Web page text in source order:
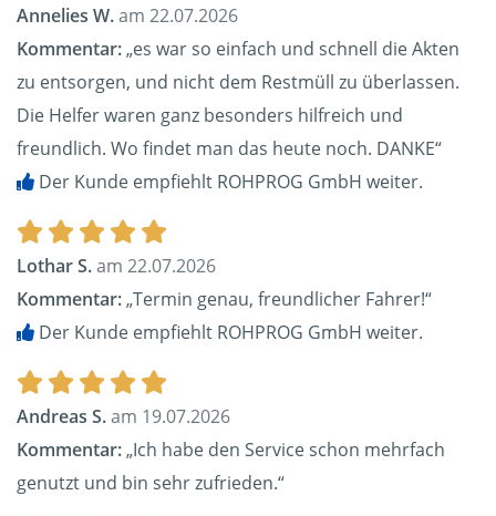
Annelies W.am 22.07.2026
Kommentar:„es war so einfach und schnell die Akten
zu entsorgen, und nicht dem Restmüll zu überlassen.
Die Helfer waren ganz besonders hilfreich und
freundlich. Wo findet man das heute noch. DANKE“
Der Kunde empfiehlt ROHPROG GmbH weiter.
Lothar S.am 22.07.2026
Kommentar:„Termin genau, freundlicher Fahrer!“
Der Kunde empfiehlt ROHPROG GmbH weiter.
Andreas S.am 19.07.2026
Kommentar:„Ich habe den Service schon mehrfach
genutzt und bin sehr zufrieden.“